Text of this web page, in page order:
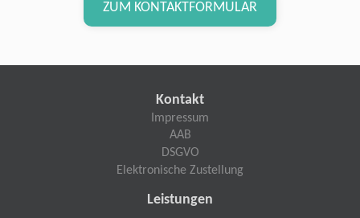
ZUM KONTAKTFORMULAR
Kontakt
Impressum
AAB
DSGVO
Elektronische Zustellung
Leistungen